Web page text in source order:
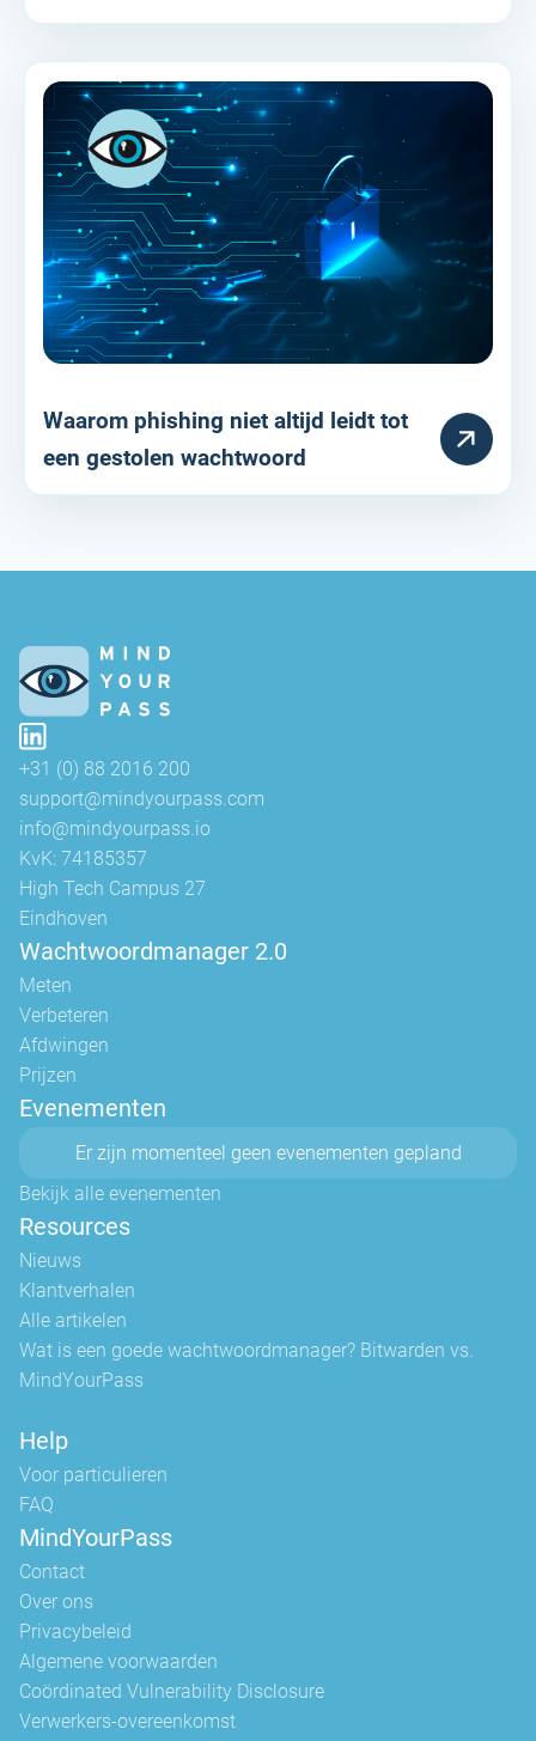
RESOURCE
Waarom phishing niet altijd leidt tot
een gestolen wachtwoord
+31 (0) 88 2016 200
support@mindyourpass.com
info@mindyourpass.io
KvK: 74185357
High Tech Campus 27
Eindhoven
Wachtwoordmanager 2.0
Meten
Verbeteren
Afdwingen
Prijzen
Evenementen
Er zijn momenteel geen evenementen gepland
Bekijk alle evenementen
Resources
Nieuws
Klantverhalen
Alle artikelen
Wat is een goede wachtwoordmanager? Bitwarden vs.
MindYourPass
Help
Voor particulieren
FAQ
MindYourPass
Contact
Over ons
Privacybeleid
Algemene voorwaarden
Coördinated Vulnerability Disclosure
Verwerkers-overeenkomst